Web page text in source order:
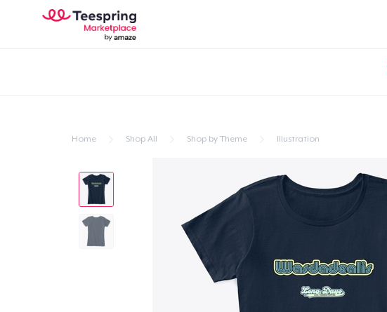
Home Shop All Shop by Theme Illustration